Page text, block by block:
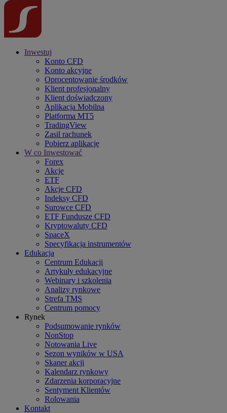
Inwestuj
Konto CFD
Konto akcyjne
Oprocentowanie środków
Klient profesjonalny
Klient doświadczony
Aplikacja Mobilna
Platforma MT5
TradingView
Zasil rachunek
Pobierz aplikację
W co Inwestować
Forex
Akcje
ETF
Akcje CFD
Indeksy CFD
Surowce CFD
ETF Fundusze CFD
Kryptowaluty CFD
SpaceX
Specyfikacja instrumentów
Edukacja
Centrum Edukacji
Artykuły edukacyjne
Webinary i szkolenia
Analizy rynkowe
Strefa TMS
Centrum pomocy
Rynek
Podsumowanie rynków
NonStop
Notowania Live
Sezon wyników w USA
Skaner akcji
Kalendarz rynkowy
Zdarzenia korporacyjne
Sentyment Klientów
Rolowania
Kontakt